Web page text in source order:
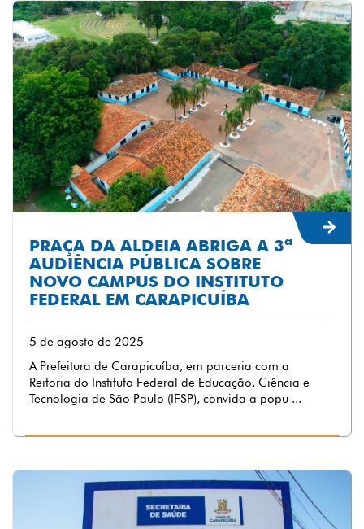
PRAÇA DA ALDEIA ABRIGA A 3ª
AUDIÊNCIA PÚBLICA SOBRE
NOVO CAMPUS DO INSTITUTO
FEDERAL EM CARAPICUÍBA
5 de agosto de 2025
A Prefeitura de Carapicuíba, em parceria com a
Reitoria do Instituto Federal de Educação, Ciência e
Tecnologia de São Paulo (IFSP), convida a popu ...